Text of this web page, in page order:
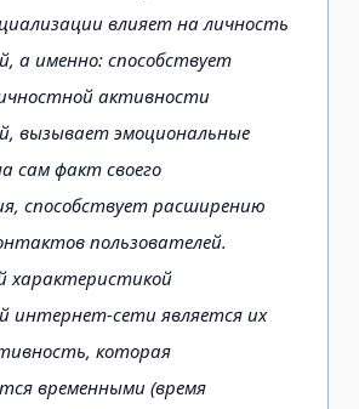
влияет на личность
а именно: способствует
активности
вызывает эмоциональные
сам факт своего
способствует расширению
пользователей.
характеристикой
интернет-сети является их
которая
временными (время